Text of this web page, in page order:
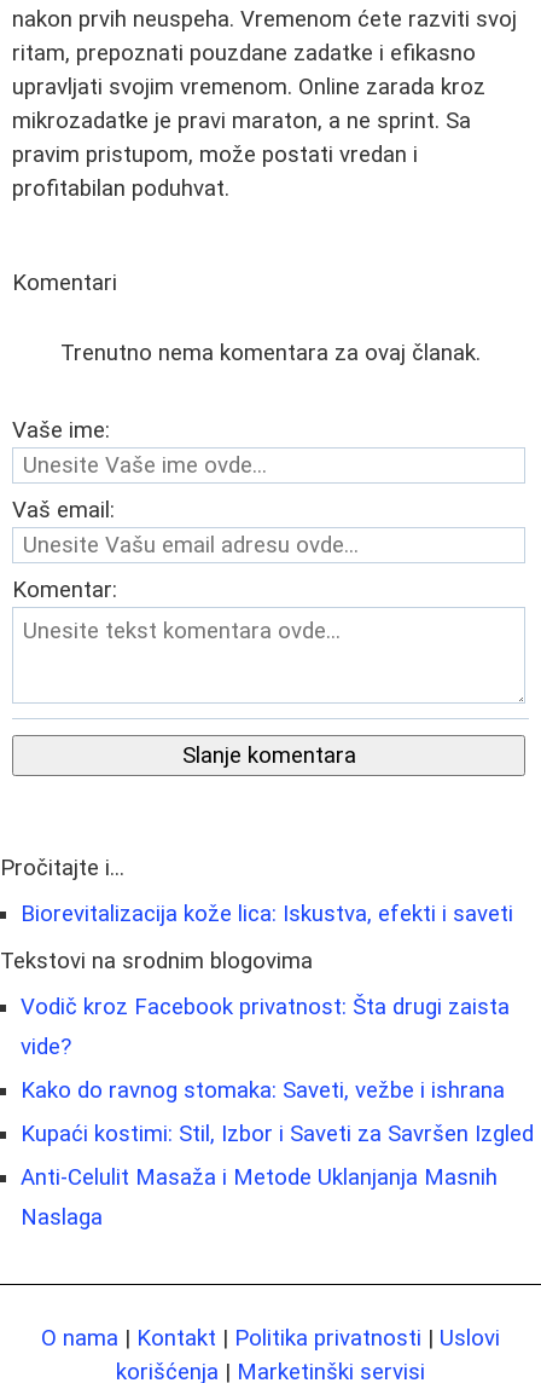
nakon prvih neuspeha. Vremenom ćete razviti svoj
ritam, prepoznati pouzdane zadatke i efikasno
upravljati svojim vremenom. Online zarada kroz
mikrozadatke je pravi maraton, a ne sprint. Sa
pravim pristupom, može postati vredan i
profitabilan poduhvat.
Komentari
Trenutno nema komentara za ovaj članak.
Vaše ime:
Vaš email:
Komentar:
Slanje komentara
Pročitajte i...
Biorevitalizacija kože lica: Iskustva, efekti i saveti
Tekstovi na srodnim blogovima
Vodič kroz Facebook privatnost: Šta drugi zaista
vide?
Kako do ravnog stomaka: Saveti, vežbe i ishrana
Kupaći kostimi: Stil, Izbor i Saveti za Savršen Izgled
Anti-Celulit Masaža i Metode Uklanjanja Masnih
Naslaga
O nama | Kontakt | Politika privatnosti | Uslovi
korišćenja | Marketinški servisi